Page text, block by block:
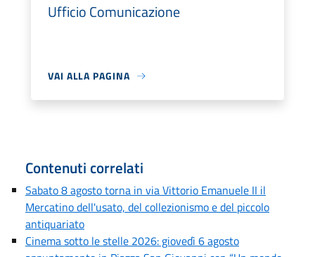
Ufficio Comunicazione
VAI ALLA PAGINA
Contenuti correlati
Sabato 8 agosto torna in via Vittorio Emanuele II il
Mercatino dell'usato, del collezionismo e del piccolo
antiquariato
Cinema sotto le stelle 2026: giovedì 6 agosto